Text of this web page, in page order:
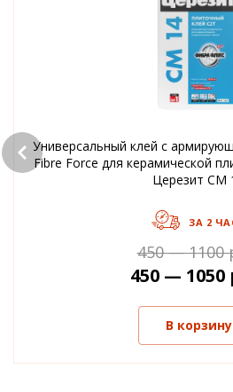
Универсальный клей с
Fibre Force для керамической
Церезит CM
ЗА 2
450 — 1100
450 — 1050
В корзину